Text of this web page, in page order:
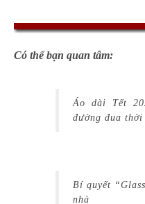
Có thể bạn quan tâm:
Áo dài Tết
đường đua
Bí quyết
nhà